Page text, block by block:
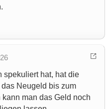
spekuliert hat, hat die
Neugeld bis zum
man das Geld noch